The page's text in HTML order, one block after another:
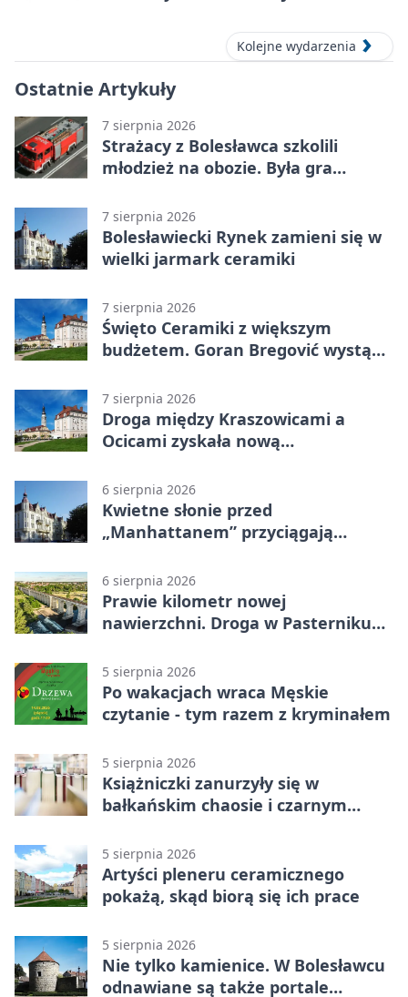
Kolejne wydarzenia
Ostatnie Artykuły
7 sierpnia 2026
Strażacy z Bolesławca szkolili
młodzież na obozie. Była gra
7 sierpnia 2026
Bolesławiecki Rynek zamieni się w
wielki jarmark ceramiki
7 sierpnia 2026
Święto Ceramiki z większym
budżetem. Goran Bregović wystąpi
7 sierpnia 2026
Droga między Kraszowicami a
Ocicami zyskała nową
6 sierpnia 2026
Kwietne słonie przed
„Manhattanem” przyciągają
6 sierpnia 2026
Prawie kilometr nowej
nawierzchni. Droga w Pasterniku
5 sierpnia 2026
Po wakacjach wraca Męskie
czytanie - tym razem z kryminałem
5 sierpnia 2026
Książniczki zanurzyły się w
bałkańskim chaosie i czarnym
5 sierpnia 2026
Artyści pleneru ceramicznego
pokażą, skąd biorą się ich prace
5 sierpnia 2026
Nie tylko kamienice. W Bolesławcu
odnawiane są także portale